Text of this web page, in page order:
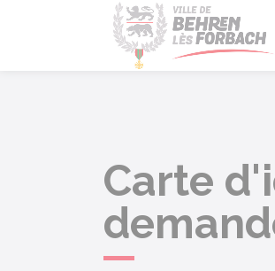
Carte